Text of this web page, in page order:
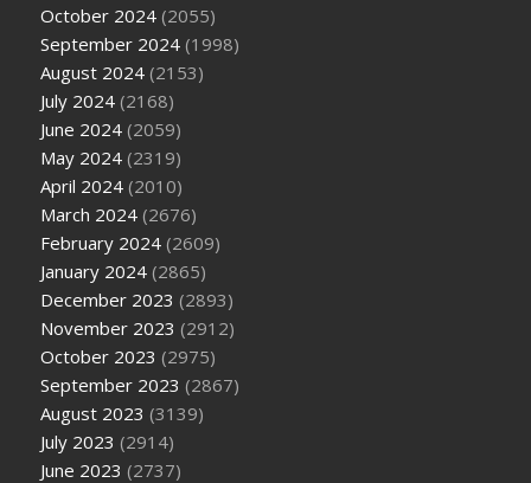
October 2024 (2055)
September 2024 (1998)
August 2024 (2153)
July 2024 (2168)
June 2024 (2059)
May 2024 (2319)
April 2024 (2010)
March 2024 (2676)
February 2024 (2609)
January 2024 (2865)
December 2023 (2893)
November 2023 (2912)
October 2023 (2975)
September 2023 (2867)
August 2023 (3139)
July 2023 (2914)
June 2023 (2737)